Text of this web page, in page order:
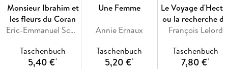
Monsieur Ibrahim et
les fleurs du Coran
Eric-Emmanuel Schmitt
Taschenbuch
5,40 €*
Une Femme
Annie Ernaux
Taschenbuch
5,20 €*
Le Voyage
ou la recherche
bonheur
François Lelord
Taschenbuch
7,80 €*